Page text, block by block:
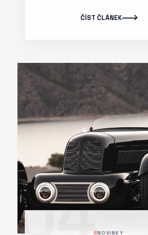
ČÍST ČLÁNEK
04 NOVINKY